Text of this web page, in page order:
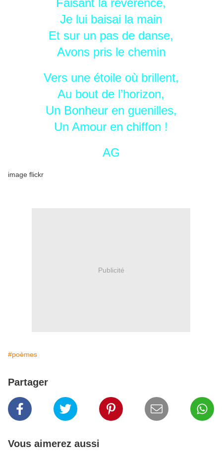
Faisant la révérence,
Je lui baisai la main
Et sur un pas de danse,
Avons pris le chemin
Vers une étoile où brillent,
Au bout de l’horizon,
Un Bonheur en guenilles,
Un Amour en chiffon !
AG
image flickr
Publicité
#poèmes
Partager
Vous aimerez aussi